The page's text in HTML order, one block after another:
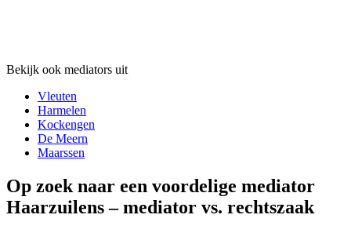
Bekijk ook mediators uit
Vleuten
Harmelen
Kockengen
De Meern
Maarssen
Op zoek naar een voordelige mediator
Haarzuilens – mediator vs. rechtszaak